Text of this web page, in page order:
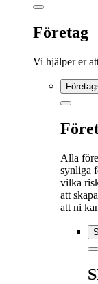
Företag
Vi hjälper er
Alla
synliga
vilka
att
att ni